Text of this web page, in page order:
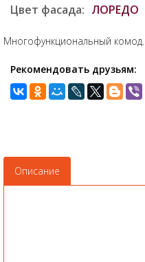
Цвет фасада: ЛОРЕДО
Многофункциональный комод.
Рекомендовать друзьям:
Описание